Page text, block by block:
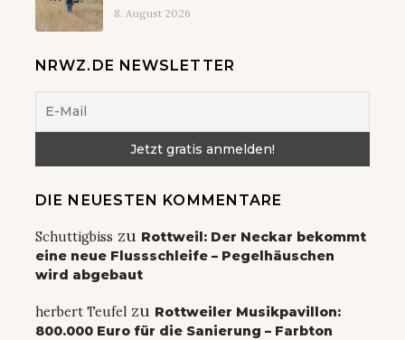
8. August 2026
NRWZ.DE NEWSLETTER
DIE NEUESTEN KOMMENTARE
Schuttigbiss zu Rottweil: Der Neckar bekommt
eine neue Flussschleife – Pegelhäuschen
wird abgebaut
herbert Teufel zu Rottweiler Musikpavillon:
800.000 Euro für die Sanierung – Farbton